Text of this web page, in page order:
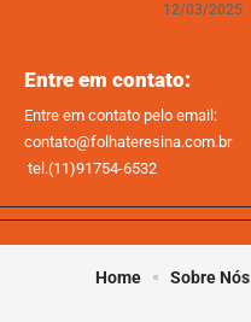
12/03/2025
Entre em contato:
Entre em contato pelo email:
contato@folhateresina.com.br
tel.(11)91754-6532
Home Sobre Nós